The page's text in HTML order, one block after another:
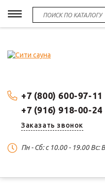
+7 (800) 600-97-11
+7 (916) 918-00-24
Заказать звонок
Пн - Сб: c 10.00 - 19.00 Вс: